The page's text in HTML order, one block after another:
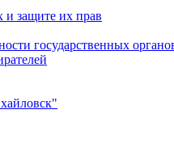
и защите их прав
государственных